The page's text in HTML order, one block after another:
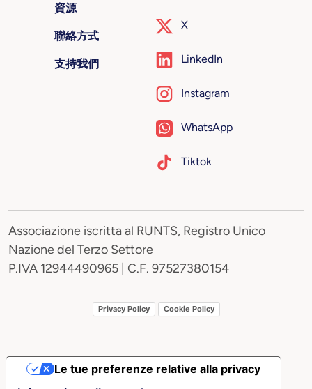
資源
聯絡方式
支持我們
X
LinkedIn
Instagram
WhatsApp
Tiktok
Associazione iscritta al RUNTS, Registro Unico
Nazione del Terzo Settore
P.IVA 12944490965 | C.F. 97527380154
Privacy Policy Cookie Policy
Le tue preferenze relative alla privacy